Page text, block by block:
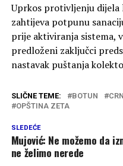
Uprkos protivljenju dijela
zahtijeva potpunu
prije aktiviranja sistema,
predloženi zaključci
nastavak puštanja
SLIČNE TEME: BOTUN
OPŠTINA ZETA
SLEDEĆE
Mujović: Ne možemo da
ne želimo nerede